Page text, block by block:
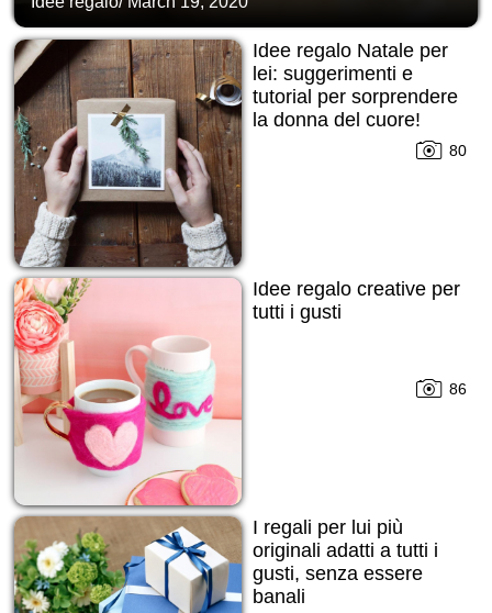
Idee regalo Natale per
lei: suggerimenti e
tutorial per sorprendere
la donna del cuore!
80
Idee regalo creative per
tutti i gusti
86
I regali per lui più
originali adatti a tutti i
gusti, senza essere
banali